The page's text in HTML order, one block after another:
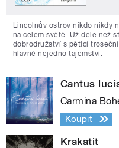
Lincolnův ostrov nikdo nikdy
na celém světě. Už déle než
dobrodružství s pěticí
hlavně nejedno tajemství.
Cantus
Carmina
Koupit
Krakatit